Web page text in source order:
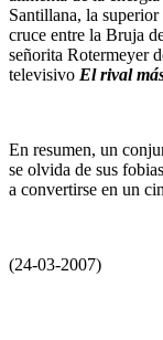
Santillana, la
cruce entre la Bruja
señorita Rotermeyer
televisivo El rival
En resumen, un
se olvida de sus
a convertirse en un
(24-03-2007)